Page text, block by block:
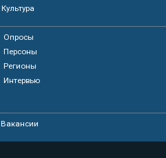
Культура
Опросы
Персоны
Регионы
Интервью
Вакансии